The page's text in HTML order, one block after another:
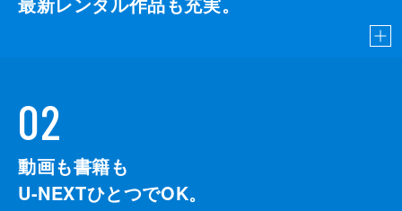
02
動画も書籍も
U-NEXTひとつでOK。